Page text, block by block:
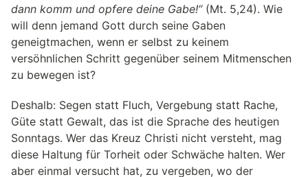
dann komm und opfere deine Gabe!“(Mt. 5,24). Wie
will denn jemand Gott durch seine Gaben
geneigtmachen, wenn er selbst zu keinem
versöhnlichen Schritt gegenüber seinem Mitmenschen
zu bewegen ist?
Deshalb: Segen statt Fluch, Vergebung statt Rache,
Güte statt Gewalt, das ist die Sprache des heutigen
Sonntags. Wer das Kreuz Christi nicht versteht, mag
diese Haltung für Torheit oder Schwäche halten. Wer
aber einmal versucht hat, zu vergeben, wo der